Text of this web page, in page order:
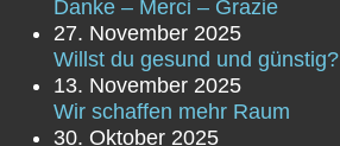
Danke – Merci – Grazie
27. November 2025
Willst du gesund und günstig?
13. November 2025
Wir schaffen mehr Raum
30. Oktober 2025